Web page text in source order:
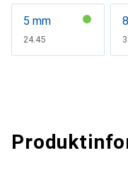
5 mm
CHF
24.45